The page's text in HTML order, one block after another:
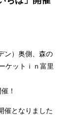
ン）奥側、森の
ケットｉｎ富里
！
催となりました